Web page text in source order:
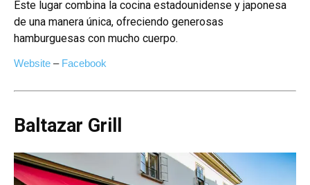
Este lugar combina la cocina estadounidense y japonesa
de una manera única, ofreciendo generosas
hamburguesas con mucho cuerpo.
Website – Facebook
Baltazar Grill